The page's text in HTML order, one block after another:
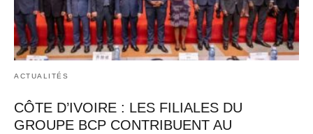
ACTUALITÉS
CÔTE D’IVOIRE : LES FILIALES DU
GROUPE BCP CONTRIBUENT AU